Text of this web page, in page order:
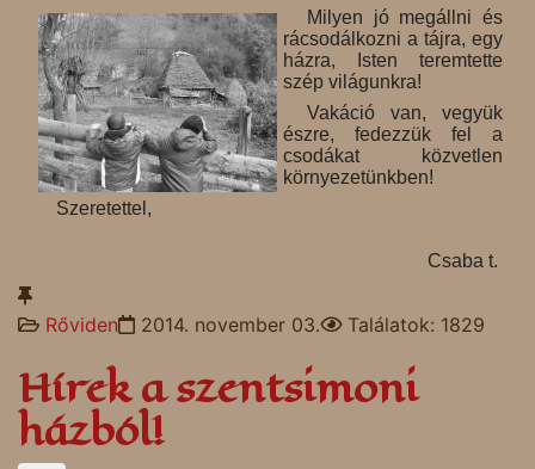
Milyen jó megállni és
rácsodálkozni a tájra, egy
házra, Isten teremtette
szép világunkra!
Vakáció van, vegyük
észre, fedezzük fel a
csodákat közvetlen
környezetünkben!
Szeretettel,
Csaba t.
Rőviden 2014. november 03. Találatok: 1829
Hírek a szentsimoni
házból!